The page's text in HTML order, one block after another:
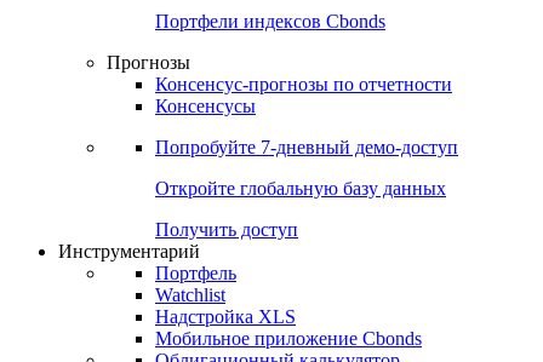
Портфели индексов Cbonds
Прогнозы
Консенсус-прогнозы по отчетности
Консенсусы
Попробуйте 7-дневный демо-доступ
Откройте глобальную базу данных
Получить доступ
Инструментарий
Портфель
Watchlist
Надстройка XLS
Мобильное приложение Cbonds